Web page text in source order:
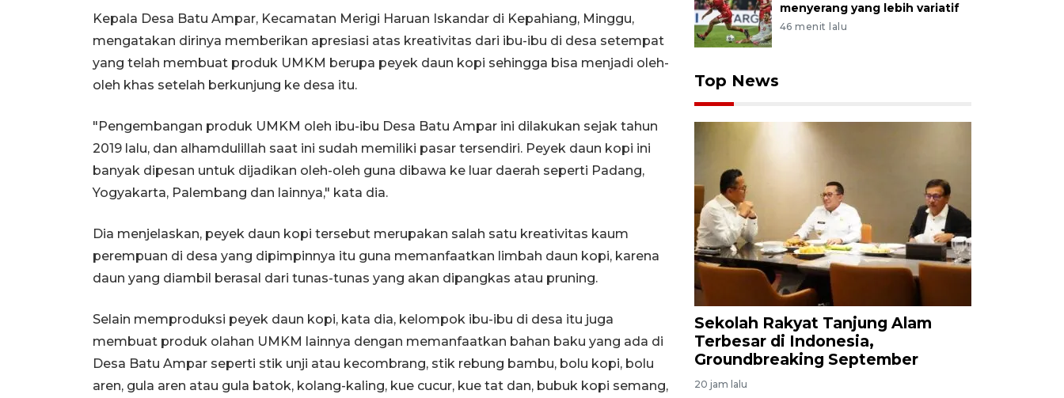
Kepala Desa Batu Ampar, Kecamatan Merigi Haruan Iskandar di Kepahiang, Minggu,
mengatakan dirinya memberikan apresiasi atas kreativitas dari ibu-ibu di desa setempat
yang telah membuat produk UMKM berupa peyek daun kopi sehingga bisa menjadi oleh-
oleh khas setelah berkunjung ke desa itu.
"Pengembangan produk UMKM oleh ibu-ibu Desa Batu Ampar ini dilakukan sejak tahun
2019 lalu, dan alhamdulillah saat ini sudah memiliki pasar tersendiri. Peyek daun kopi ini
banyak dipesan untuk dijadikan oleh-oleh guna dibawa ke luar daerah seperti Padang,
Yogyakarta, Palembang dan lainnya," kata dia.
Dia menjelaskan, peyek daun kopi tersebut merupakan salah satu kreativitas kaum
perempuan di desa yang dipimpinnya itu guna memanfaatkan limbah daun kopi, karena
daun yang diambil berasal dari tunas-tunas yang akan dipangkas atau pruning.
Selain memproduksi peyek daun kopi, kata dia, kelompok ibu-ibu di desa itu juga
membuat produk olahan UMKM lainnya dengan memanfaatkan bahan baku yang ada di
Desa Batu Ampar seperti stik unji atau kecombrang, stik rebung bambu, bolu kopi, bolu
aren, gula aren atau gula batok, kolang-kaling, kue cucur, kue tat dan, bubuk kopi semang,
menyerang yang lebih variatif
46 menit lalu
Top News
Sekolah Rakyat Tanjung Alam
Terbesar di Indonesia,
Groundbreaking September
20 jam lalu